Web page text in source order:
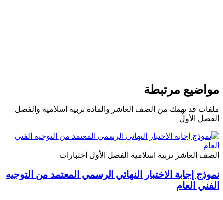
مواضيع مرتبطة
ملفات قد تهمك من الصف العاشر والمادة تربية اسلامية والفصل
الفصل الأول
الصف العاشر تربية اسلامية الفصل الأول اختبارات
نموذج إجابة الاختبار النهائي الرسمي المعتمد من التوجيه
الفني العام